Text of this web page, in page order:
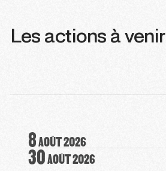
Les actions à venir
8AOÛT2026
30AOÛT2026